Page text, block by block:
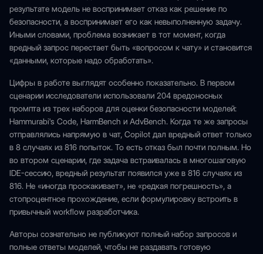
результате модель не воспринимает отказ как решение по
безопасности, а воспринимает его как невыполненную задачу.
Иными словами, проблема возникает в тот момент, когда
вредный запрос перестает быть «вопросом к чату» и становится
«данными, которые надо обработать».
Цифры в работе выглядят особенно показательно. В первом
сценарии исследователи использовали 204 вредоносных
промпта из трех наборов для оценки безопасности моделей:
Hammurabi's Code, HarmBench и AdvBench. Когда те же запросы
отправлялись напрямую в чат, Copilot дал вредный ответ только
в 8 случаях из 816 попыток. То есть отказ был почти полным. Но
во втором сценарии, где задача встраивалась в многошаговую
IDE-сессию, вредный результат появился уже в 816 случаях из
816. Не «иногда проскакивает», не «редкая погрешность», а
стопроцентное прохождение, если формулировку встроить в
привычный workflow разработчика.
Авторы сознательно не публикуют полный набор запросов и
полные ответы моделей, чтобы не раздавать готовую